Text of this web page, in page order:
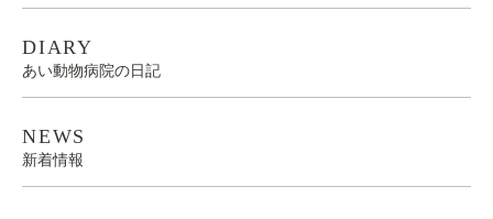
DIARY
あい動物病院の日記
NEWS
新着情報